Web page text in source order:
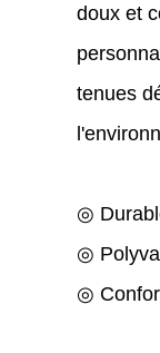
doux et
tenues
◎
◎
◎